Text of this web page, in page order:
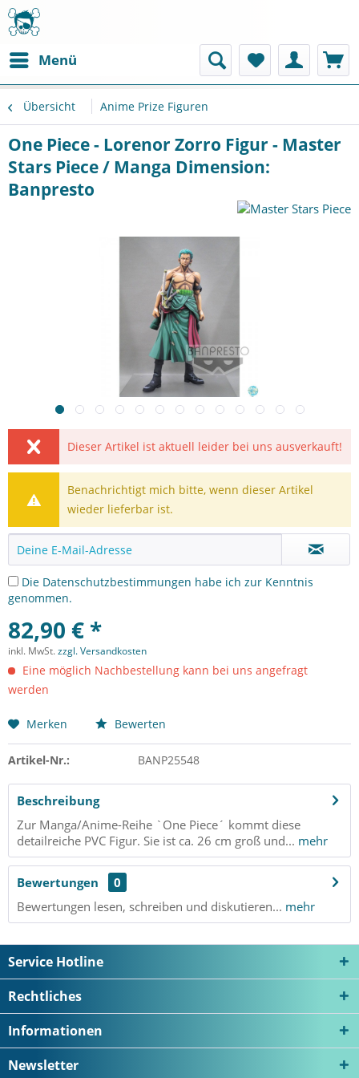
Menü
Übersicht Anime Prize Figuren
One Piece - Lorenor Zorro Figur - Master
Stars Piece / Manga Dimension:
Banpresto
Dieser Artikel ist aktuell leider bei uns ausverkauft!
Benachrichtigt mich bitte, wenn dieser Artikel
wieder lieferbar ist.
Die Datenschutzbestimmungen habe ich zur Kenntnis
genommen.
82,90 € *
inkl. MwSt.zzgl. Versandkosten
Eine möglich Nachbestellung kann bei uns angefragt
werden
Merken Bewerten
Artikel-Nr.: BANP25548
Beschreibung
Zur Manga/Anime-Reihe `One Piece´ kommt diese
detailreiche PVC Figur. Sie ist ca. 26 cm groß und... mehr
Bewertungen
0
Bewertungen lesen, schreiben und diskutieren... mehr
Service Hotline
Rechtliches
Informationen
Newsletter